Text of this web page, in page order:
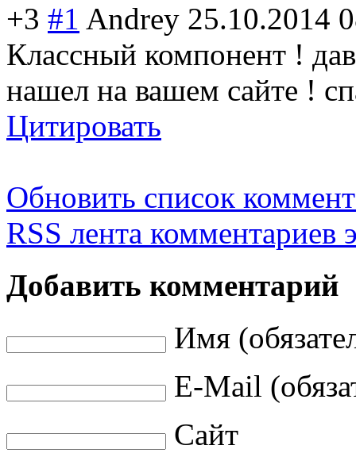
+3 #1 Andrey 25.10.2014
Классный компонент !
нашел на вашем сайте !
Цитировать
Обновить список
RSS лента комментариев
Добавить комментарий
Имя
E-Mail
Сайт